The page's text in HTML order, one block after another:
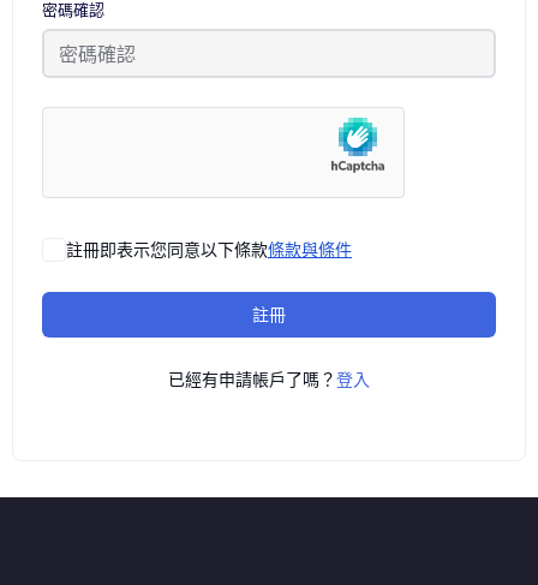
密碼確認
註冊即表示您同意以下條款條款與條件
註冊
已經有申請帳戶了嗎？登入